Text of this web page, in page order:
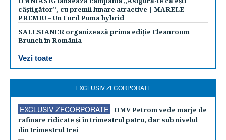
câștigător”, cu premii lunare atractive | MARELE
PREMIU – Un Ford Puma hybrid
SALESIANER organizează prima ediție Cleanroom
Brunch în România
Vezi toate
EXCLUSIV ZFCORPORATE
EXCLUSIV ZFCORPORATE
OMV Petrom vede marje de
rafinare ridicate şi în trimestrul patru, dar sub nivelul
din trimestrul trei